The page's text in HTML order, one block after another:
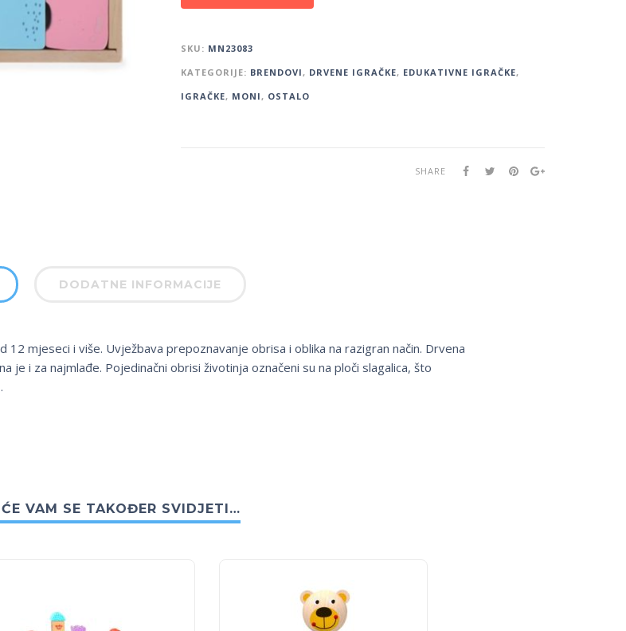
SKU: MN23083
KATEGORIJE: BRENDOVI, DRVENE IGRAČKE, EDUKATIVNE IGRAČKE,
IGRAČKE, MONI, OSTALO
SHARE
DODATNE INFORMACIJE
mjeseci i više. Uvježbava prepoznavanje obrisa i oblika na razigran način. Drvena
je i za najmlađe. Pojedinačni obrisi životinja označeni su na ploči slagalica, što
VAM SE TAKOĐER SVIDJETI…